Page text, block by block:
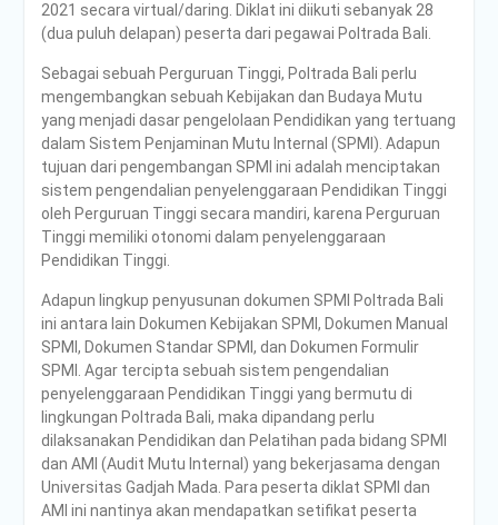
2021 secara virtual/daring. Diklat ini diikuti sebanyak 28
(dua puluh delapan) peserta dari pegawai Poltrada Bali.
Sebagai sebuah Perguruan Tinggi, Poltrada Bali perlu
mengembangkan sebuah Kebijakan dan Budaya Mutu
yang menjadi dasar pengelolaan Pendidikan yang tertuang
dalam Sistem Penjaminan Mutu Internal (SPMI). Adapun
tujuan dari pengembangan SPMI ini adalah menciptakan
sistem pengendalian penyelenggaraan Pendidikan Tinggi
oleh Perguruan Tinggi secara mandiri, karena Perguruan
Tinggi memiliki otonomi dalam penyelenggaraan
Pendidikan Tinggi.
Adapun lingkup penyusunan dokumen SPMI Poltrada Bali
ini antara lain Dokumen Kebijakan SPMI, Dokumen Manual
SPMI, Dokumen Standar SPMI, dan Dokumen Formulir
SPMI. Agar tercipta sebuah sistem pengendalian
penyelenggaraan Pendidikan Tinggi yang bermutu di
lingkungan Poltrada Bali, maka dipandang perlu
dilaksanakan Pendidikan dan Pelatihan pada bidang SPMI
dan AMI (Audit Mutu Internal) yang bekerjasama dengan
Universitas Gadjah Mada. Para peserta diklat SPMI dan
AMI ini nantinya akan mendapatkan setifikat peserta